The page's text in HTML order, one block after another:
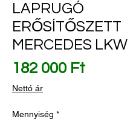
LAPRUGÓ
ERŐSÍTŐSZETT
MERCEDES LKW
182 000 FtÁr
Nettó ár
Mennyiség *